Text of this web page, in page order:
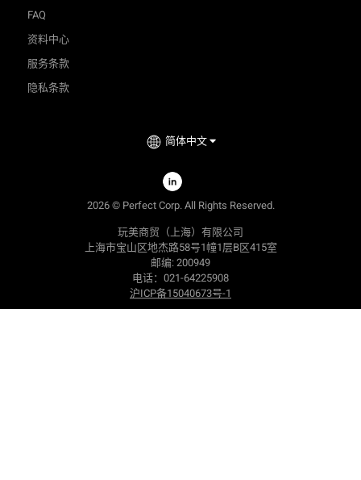
FAQ
资料中心
服务条款
隐私条款
简体中文
2026© Perfect Corp. All Rights Reserved.
玩美商贸（上海）有限公司
上海市宝山区地杰路58号1幢1层B区415室
邮编: 200949
电话：021-64225908
沪ICP备15040673号-1